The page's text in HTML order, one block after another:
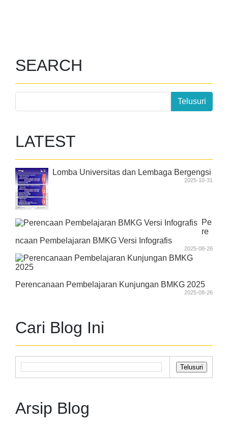
SEARCH
LATEST
Lomba Universitas dan Lembaga Bergengsi
2025-10-31
Pe
re
ncaan Pembelajaran BMKG Versi Infografis
2025-08-26
Perencanaan Pembelajaran Kunjungan BMKG 2025
2025-08-26
Cari Blog Ini
Arsip Blog